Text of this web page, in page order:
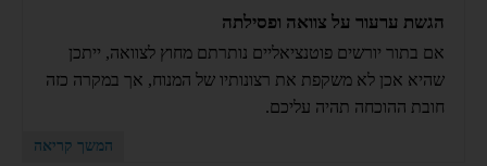
הגשת ערעור על צוואה ופסילתה
אם בתור יורשים פוטנציאליים נותרתם מחוץ לצוואה, ייתכן
שהיא אכן לא משקפת את רצונותיו של המנוח, אך במקרה כזה
חובת ההוכחה תהיה עליכם.
המשך קריאה